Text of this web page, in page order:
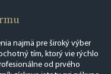
najmä pre široký výber
tím, ktorý vie rýchlo
od prvého